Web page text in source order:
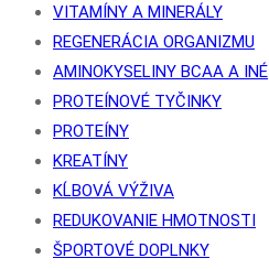
VITAMÍNY A MINERÁLY
REGENERÁCIA ORGANIZMU
AMINOKYSELINY BCAA A INÉ
PROTEÍNOVÉ TYČINKY
PROTEÍNY
KREATÍNY
KĹBOVÁ VÝŽIVA
REDUKOVANIE HMOTNOSTI
ŠPORTOVÉ DOPLNKY